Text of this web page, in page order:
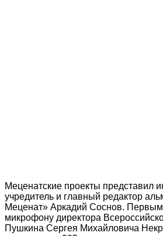
Меценатские проекты представил
учредитель и главный редактор
Меценат» Аркадий Соснов. Первым
микрофону директора
Пушкина Сергея Михайловича